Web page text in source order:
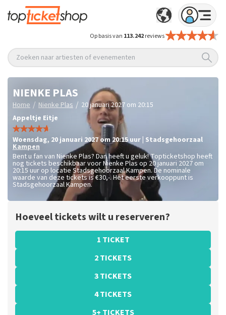
Op basis van 113.242reviews
Zoeken naar artiesten of evenementen
NIENKE PLAS
Home / Nienke Plas / 20 januari 2027 om 20:15
Appeltje Eitje
woensdag, 20 januari 2027 om 20:15 uur Stadsgehoorzaal
Kampen
Bent u fan van Nienke Plas? Dan heeft u geluk! Topticketshop heeft
nog tickets beschikbaar voor Nienke Plas op 20 januari 2027 om
20:15 uur op locatie Stadsgehoorzaal Kampen. De nominale
waarde van deze tickets is€30,-. Het eerste verkooppunt is
Stadsgehoorzaal Kampen.
Hoeveel tickets wilt u reserveren?
1 TICKET
2 TICKETS
3 TICKETS
4 TICKETS
5+ TICKETS